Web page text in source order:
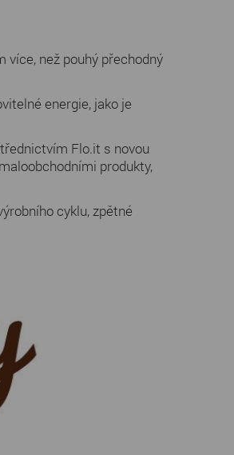
než pouhý přechodný
energie, jako je
Flo.it s novou
produkty,
cyklu, zpětné